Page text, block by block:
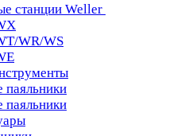
станции Weller
WR/WS
паяльники
паяльники